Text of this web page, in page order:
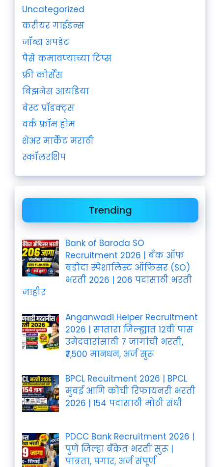
Uncategorized
करीयर गाईडन्स
जॉब्स अपडेट
पैसे कमावण्याच्या टिप्स
फ्री कोर्सेस
बिझनेस आयडिया
बेस्ट प्रॉडक्ट्स
वर्क फ्रॉम होम
शेअर मार्केट मराठी
स्कॉलरशिप
Trending
Bank of Baroda SO
Recruitment 2026 | बँक ऑफ
बडोदा स्पेशालिस्ट ऑफिसर (SO)
भरती 2026 | 206 पदांसाठी भरती
जाहीर
Anganwadi Helper Recruitment
2026 | सातारा जिल्ह्यात 12वी पास
उमेदवारांसाठी 7 जागांची भरती,
₹7,500 मानधन, अर्ज सुरू
BPCL Recuitment 2026 | BPCL
मुंबई आणि कोची रिफायनरी भरती
2026 | 154 पदांसाठी मोठी संधी
PDCC Bank Recruitment 2026 |
पुणे जिल्हा बँकेत भरती सुरू |
पात्रता, पगार, अर्ज संपूर्ण